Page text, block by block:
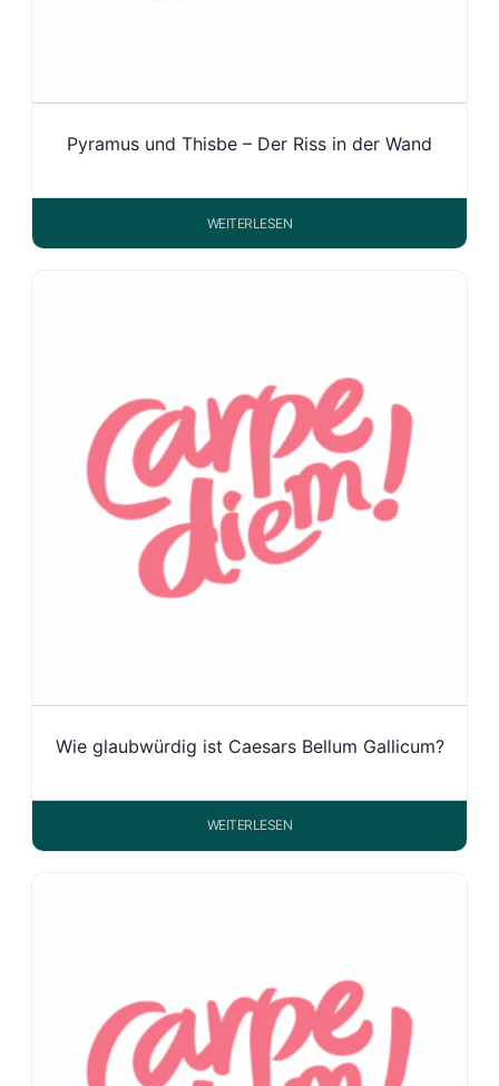
Pyramus und Thisbe – Der Riss in der Wand
WEITERLESEN
Wie glaubwürdig ist Caesars Bellum Gallicum?
WEITERLESEN